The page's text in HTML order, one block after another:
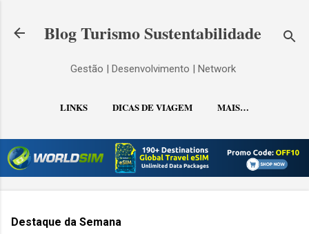
Blog Turismo Sustentabilidade
Gestão | Desenvolvimento | Network
LINKS DICAS DE VIAGEM MAIS…
CONTATO
Destaque da Semana